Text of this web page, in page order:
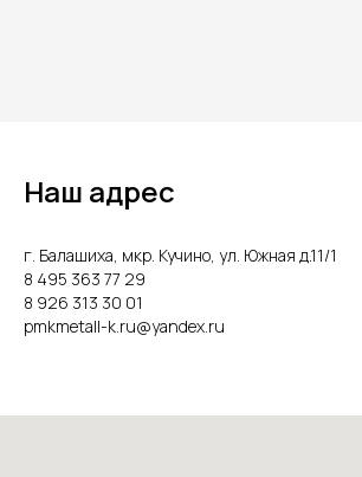
Наш адрес
г. Балашиха, мкр. Кучино, ул. Южная д.11/1
8 495 363 77 29
8 926 313 30 01
pmkmetall-k.ru@yandex.ru